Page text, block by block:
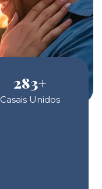
283+
Casais Unidos